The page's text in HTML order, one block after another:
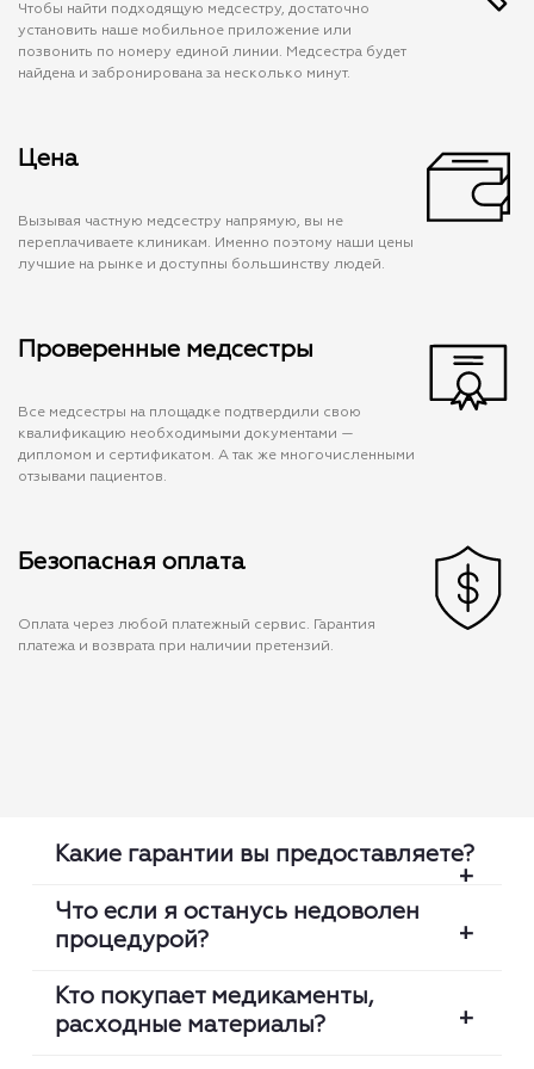
Чтобы найти подходящую медсестру, достаточно
установить наше мобильное приложение или
позвонить по номеру единой линии. Медсестра будет
найдена и забронирована за несколько минут.
Цена
Вызывая частную медсестру напрямую, вы не
переплачиваете клиникам. Именно поэтому наши цены
лучшие на рынке и доступны большинству людей.
Проверенные медсестры
Все медсестры на площадке подтвердили свою
квалификацию необходимыми документами —
дипломом и сертификатом. А так же многочисленными
отзывами пациентов.
Безопасная оплата
Оплата через любой платежный сервис. Гарантия
платежа и возврата при наличии претензий.
Какие гарантии вы предоставляете?
лицензию, оригинальность диплома,
клинический опыт. Мы гарантируем что
Что если я останусь недоволен
процедурой?
Кто покупает медикаменты,
расходные материалы?